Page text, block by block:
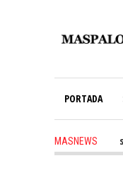
PORTADA
MASNEWS
Ale Martín conquista